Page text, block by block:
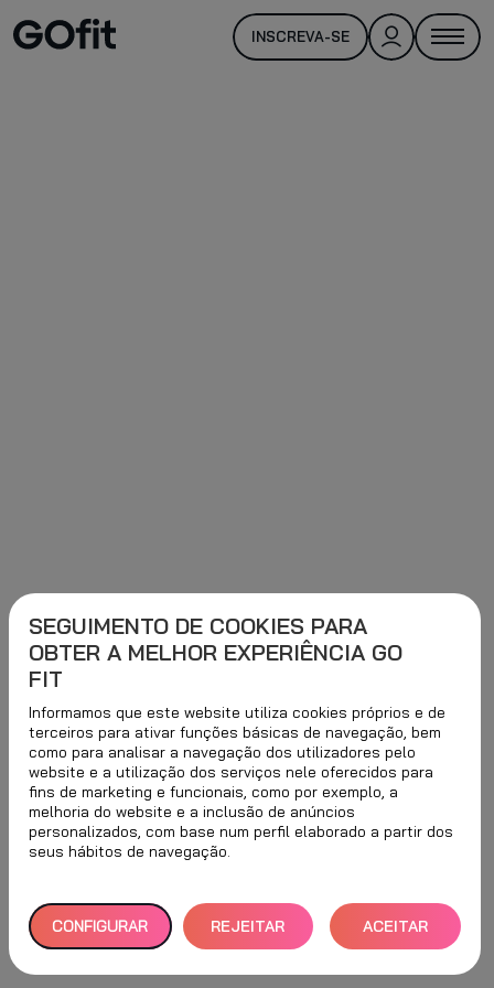
INSCREVA-SE
SEGUIMENTO DE COOKIES PARA
OBTER A MELHOR EXPERIÊNCIA GO
FIT
Informamos que este website utiliza cookies próprios e de
terceiros para ativar funções básicas de navegação, bem
como para analisar a navegação dos utilizadores pelo
website e a utilização dos serviços nele oferecidos para
fins de marketing e funcionais, como por exemplo, a
melhoria do website e a inclusão de anúncios
personalizados, com base num perfil elaborado a partir dos
seus hábitos de navegação.
CONFIGURAR REJEITAR
TUDO
ACEITAR
TODOS